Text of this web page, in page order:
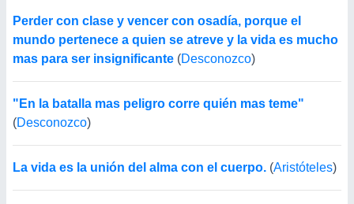
Perder con clase y vencer con osadía, porque el
mundo pertenece a quien se atreve y la vida es mucho
mas para ser insignificante (Desconozco)
"En la batalla mas peligro corre quién mas teme"
(Desconozco)
La vida es la unión del alma con el cuerpo. (Aristóteles)